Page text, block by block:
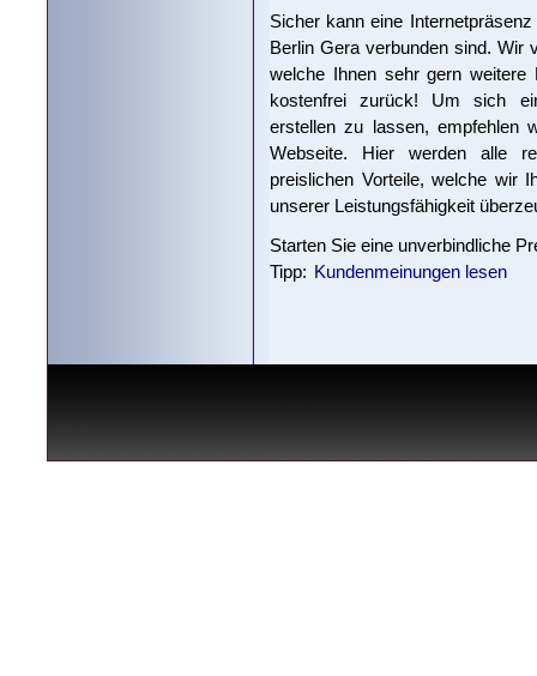
Sicher kann eine
Berlin Gera verbunden sind. Wir
welche Ihnen sehr gern
kostenfrei zurück! Um sich
erstellen zu lassen, empfehlen
Webseite. Hier werden alle
preislichen Vorteile, welche wir
unserer Leistungsfähigkeit
Starten Sie eine unverbindliche
Tipp: Kundenmeinungen lesen